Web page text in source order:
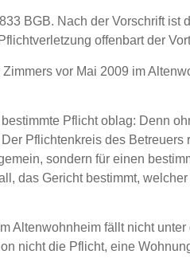
BGB. Nach der Vorschrift
offenbart der
vor Mai 2009 im
Pflicht oblag: Denn
Pflichtenkreis des
sondern für einen
das Gericht bestimmt,
Altenwohnheim fällt nicht
nicht die Pflicht, eine